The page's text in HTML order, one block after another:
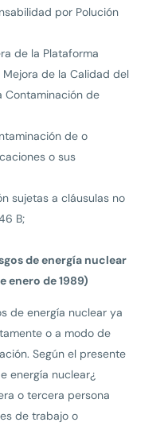
por Polución
de la Plataforma
de la Calidad del
Contaminación de
de o
o sus
sujetas a cláusulas no
B;
de energía nuclear
enero de 1989)
de energía nuclear ya
o a modo de
Según el presente
energía nuclear¿
o tercera persona
de trabajo o